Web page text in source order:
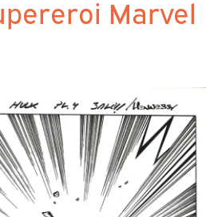
Marvel